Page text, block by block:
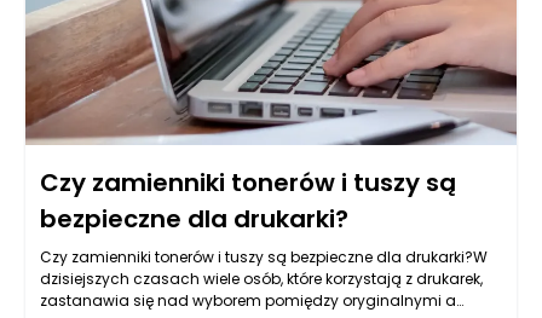
Czy zamienniki tonerów i tuszy są
bezpieczne dla drukarki?
Czy zamienniki tonerów i tuszy są bezpieczne dla drukarki?W
dzisiejszych czasach wiele osób, które korzystają z drukarek,
zastanawia się nad wyborem pomiędzy oryginalnymi a